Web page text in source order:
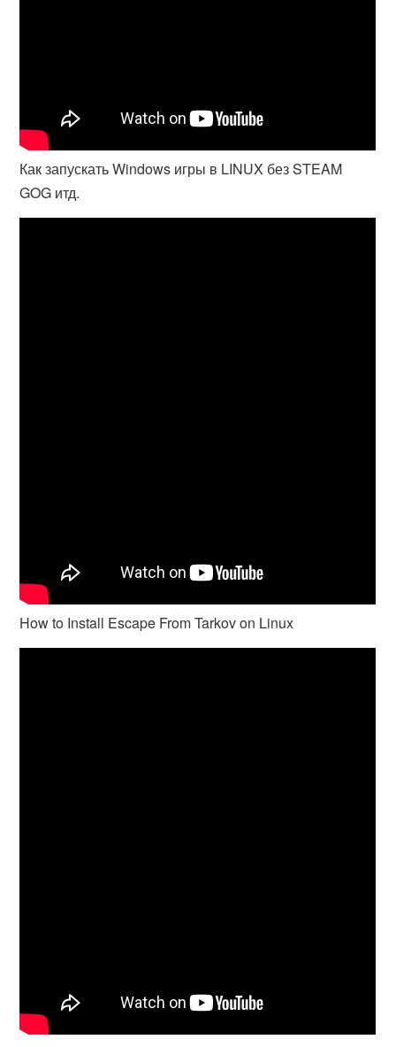
Как запускать Windows игры в LINUX без STEAM
GOG итд.
How to Install Escape From Tarkov on Linux